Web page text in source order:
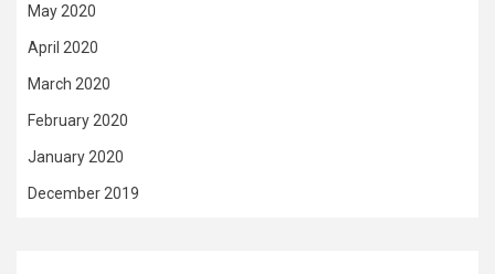
May 2020
April 2020
March 2020
February 2020
January 2020
December 2019